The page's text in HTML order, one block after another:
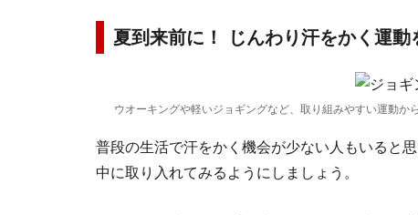
夏到来前に！ じんわり汗をかく運動
ウオーキングや軽いジョギングなど、取り組みやすい運動か
普段の生活で汗をかく機会が少ない人もいると
中に取り入れてみるようにしましょう。